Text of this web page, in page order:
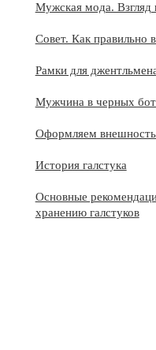
Мужская мода. Взгляд
Совет. Как правильно
Рамки для
Мужчина в черных
Оформляем внешность
История галстука
Основные
хранению галстуков